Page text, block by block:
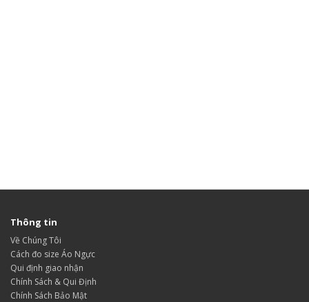
Thông tin
Về Chúng Tôi
Cách đo size Áo Ngực
Qui định giao nhận
Chính Sách & Qui Định
Chính Sách Bảo Mật